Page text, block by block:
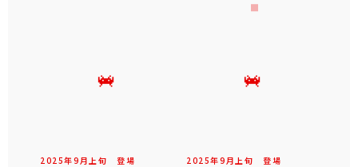
2025年9 月 上旬 登場 2025年9 月 上旬 登場